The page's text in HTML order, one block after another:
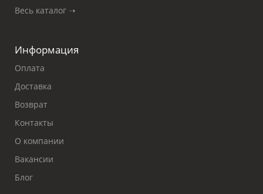
Весь каталог ➝
Информация
Оплата
Доставка
Возврат
Контакты
О компании
Вакансии
Блог